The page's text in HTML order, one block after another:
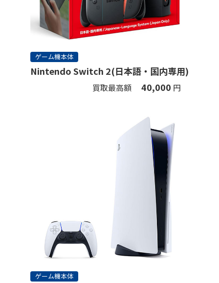
ゲーム機本体
Nintendo Switch 2(日本語・国内専用)
買取最高額 40,000 円
ゲーム機本体